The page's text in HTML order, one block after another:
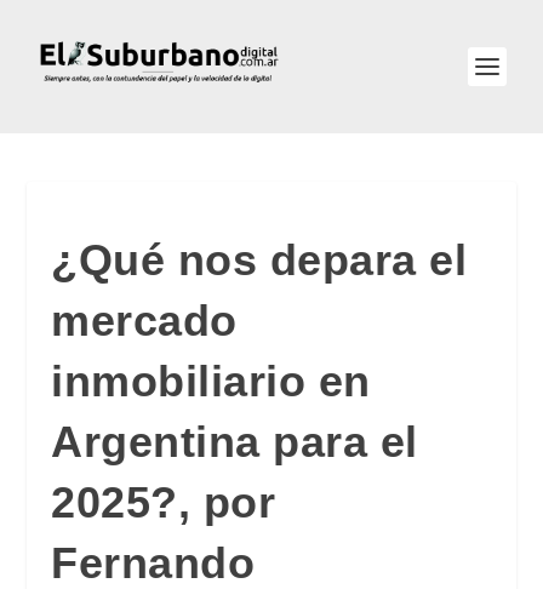
¿Qué nos depara el
mercado
inmobiliario en
Argentina para el
2025?, por
Fernando